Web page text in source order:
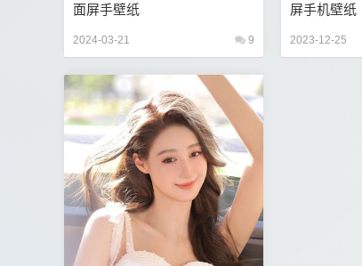
面屏手壁纸
2024-03-21 9
屏手机壁纸
2023-12-25